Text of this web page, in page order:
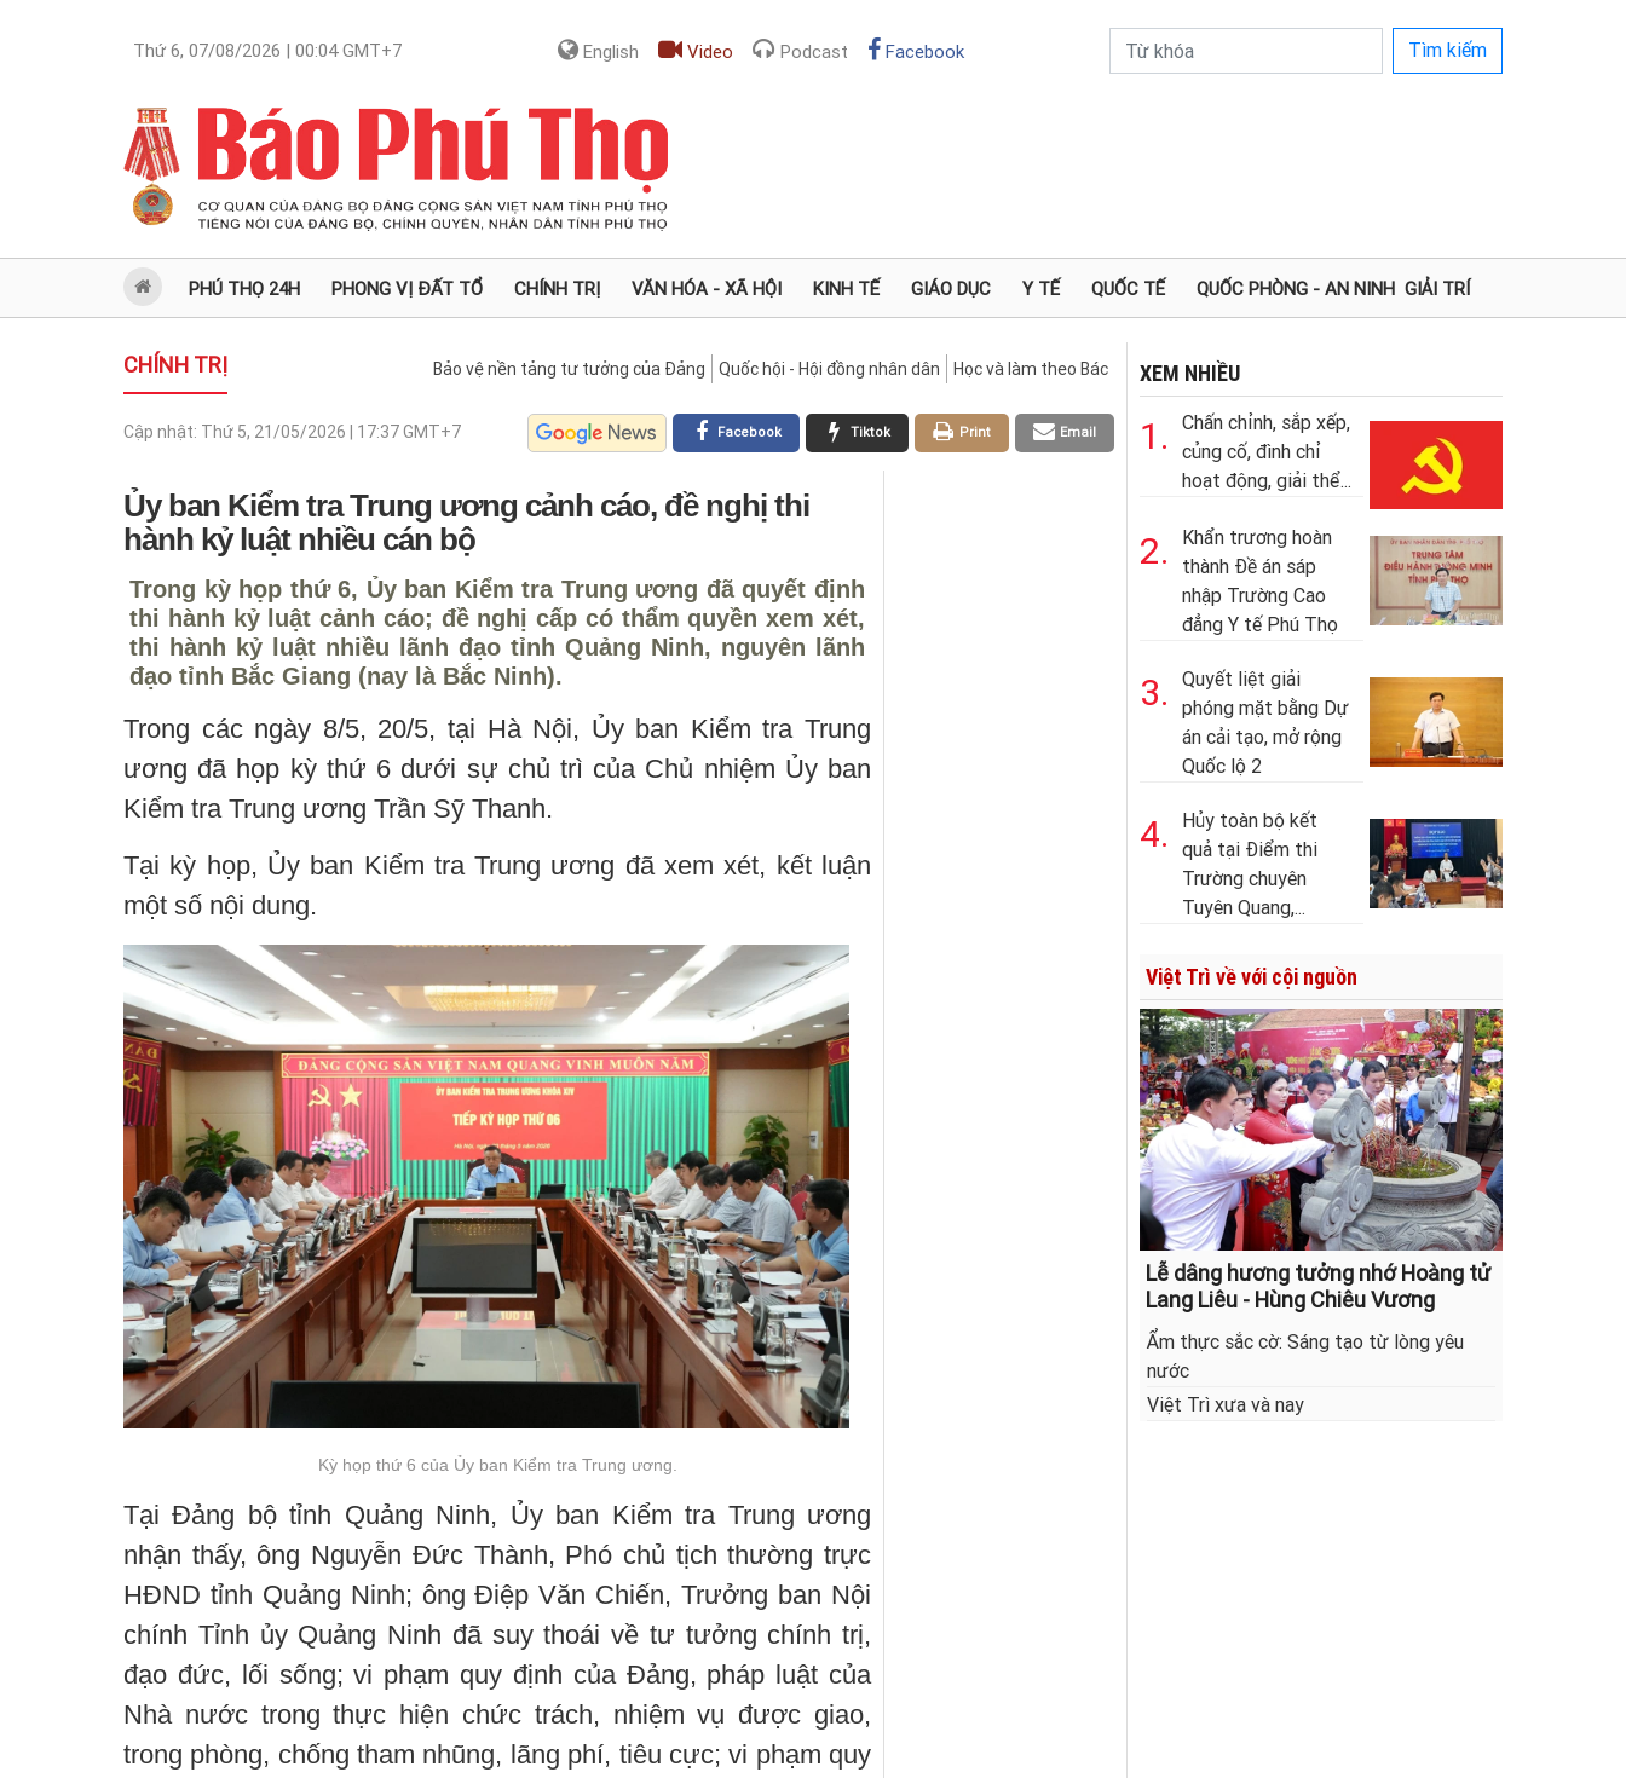
Thứ 6, 07/08/2026 | 00:04GMT+7 English Video Podcast Facebook Tìm kiếm
PHÚ THỌ 24H PHONG VỊ ĐẤT TỔ CHÍNH TRỊ VĂN HÓA - XÃ HỘI KINH TẾ GIÁO DỤC Y TẾ QUỐC TẾ QUỐC PHÒNG - AN NINH GIẢI TRÍ
CHÍNH TRỊ Bảo vệ nền tảng tư tưởng của Đảng Quốc hội - Hội đồng nhân dân Học và làm theo Bác
Cập nhật: Thứ 5, 21/05/2026 | 17:37GMT+7 Email
Print
Tiktok
Facebook
Ủy ban Kiểm tra Trung ương cảnh cáo, đề nghị thi
hành kỷ luật nhiều cán bộ
Trong kỳ họp thứ 6, Ủy ban Kiểm tra Trung ương đã quyết định
thi hành kỷ luật cảnh cáo; đề nghị cấp có thẩm quyền xem xét,
thi hành kỷ luật nhiều lãnh đạo tỉnh Quảng Ninh, nguyên lãnh
đạo tỉnh Bắc Giang (nay là Bắc Ninh).
Trong các ngày 8/5, 20/5, tại Hà Nội, Ủy ban Kiểm tra Trung
ương đã họp kỳ thứ 6 dưới sự chủ trì của Chủ nhiệm Ủy ban
Kiểm tra Trung ương Trần Sỹ Thanh.
Tại kỳ họp, Ủy ban Kiểm tra Trung ương đã xem xét, kết luận
một số nội dung.
Kỳ họp thứ 6 của Ủy ban Kiểm tra Trung ương.
Tại Đảng bộ tỉnh Quảng Ninh, Ủy ban Kiểm tra Trung ương
nhận thấy, ông Nguyễn Đức Thành, Phó chủ tịch thường trực
HĐND tỉnh Quảng Ninh; ông Điệp Văn Chiến, Trưởng ban Nội
chính Tỉnh ủy Quảng Ninh đã suy thoái về tư tưởng chính trị,
đạo đức, lối sống; vi phạm quy định của Đảng, pháp luật của
Nhà nước trong thực hiện chức trách, nhiệm vụ được giao,
trong phòng, chống tham nhũng, lãng phí, tiêu cực; vi phạm quy
XEM NHIỀU
1.
Chấn chỉnh, sắp xếp,
củng cố, đình chỉ
hoạt động, giải thể...
2.
Khẩn trương hoàn
thành Đề án sáp
nhập Trường Cao
đẳng Y tế Phú Thọ
3.
Quyết liệt giải
phóng mặt bằng Dự
án cải tạo, mở rộng
Quốc lộ 2
4.
Hủy toàn bộ kết
quả tại Điểm thi
Trường chuyên
Tuyên Quang,...
Việt Trì về với cội nguồn
Lễ dâng hương tưởng nhớ Hoàng tử
Lang Liêu - Hùng Chiêu Vương
Ẩm thực sắc cờ: Sáng tạo từ lòng yêu
nước
Việt Trì xưa và nay